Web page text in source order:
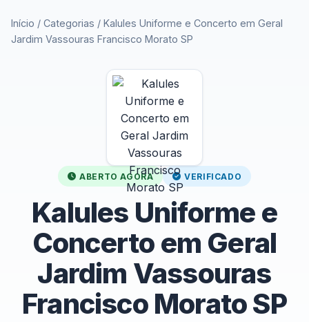
Início / Categorias / Kalules Uniforme e Concerto em Geral
Jardim Vassouras Francisco Morato SP
ABERTO AGORA VERIFICADO
Kalules Uniforme e
Concerto em Geral
Jardim Vassouras
Francisco Morato SP